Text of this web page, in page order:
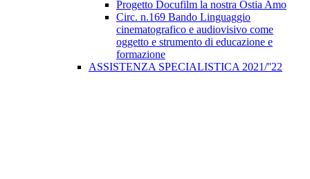
Progetto Docufilm la nostra Ostia Amo
Circ. n.169 Bando Linguaggio
cinematografico e audiovisivo come
oggetto e strumento di educazione e
formazione
ASSISTENZA SPECIALISTICA 2021/''22